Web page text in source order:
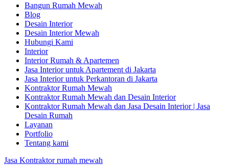
Bangun Rumah Mewah
Blog
Desain Interior
Desain Interior Mewah
Hubungi Kami
Interior
Interior Rumah & Apartemen
Jasa Interior untuk Apartement di Jakarta
Jasa Interior untuk Perkantoran di Jakarta
Kontraktor Rumah Mewah
Kontraktor Rumah Mewah dan Desain Interior
Kontraktor Rumah Mewah dan Jasa Desain Interior | Jasa
Desain Rumah
Layanan
Portfolio
Tentang kami
Jasa Kontraktor rumah mewah